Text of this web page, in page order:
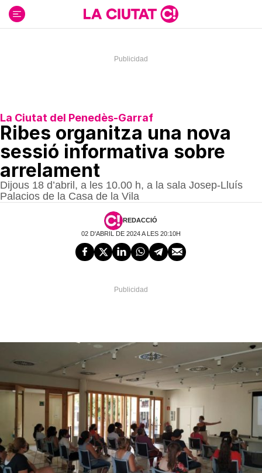
contenido
La Ciutat del Penedès-Garraf
Ribes organitza una nova
sessió informativa sobre
arrelament
Dijous 18 d’abril, a les 10.00 h, a la sala Josep-Lluís
Palacios de la Casa de la Vila
REDACCIÓ
02 D'ABRIL DE 2024 A LES 20:10H